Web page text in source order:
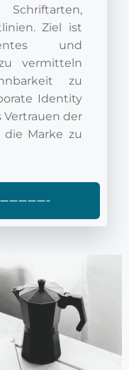
Ziel ist
und
vermitteln
zu
Identity
Vertrauen der
Marke zu